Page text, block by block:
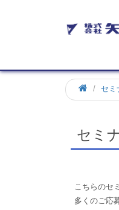
ホ
ー
セミ
セミ
こちらのセ
多くのご応